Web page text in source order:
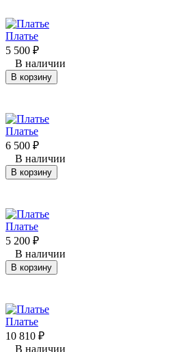
Платье
5 500 ₽
В наличии
В корзину
Платье
6 500 ₽
В наличии
В корзину
Платье
5 200 ₽
В наличии
В корзину
Платье
10 810 ₽
В наличии